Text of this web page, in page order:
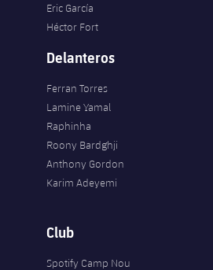
Eric García
Héctor Fort
Delanteros
Ferran Torres
Lamine Yamal
Raphinha
Roony Bardghji
Anthony Gordon
Karim Adeyemi
Club
Spotify Camp Nou